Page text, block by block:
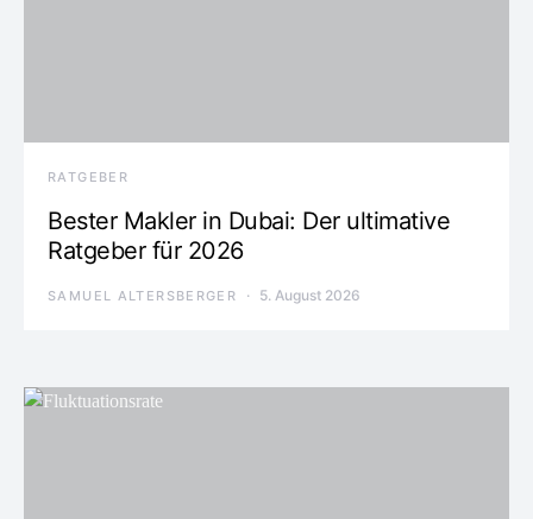
RATGEBER
Bester Makler in Dubai: Der ultimative
Ratgeber für 2026
SAMUEL ALTERSBERGER 5. August 2026